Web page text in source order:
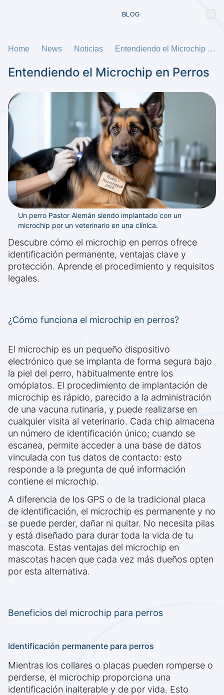
BLOG
Home News Noticias Entendiendo el Microchip en Perros
Entendiendo el Microchip en Perros
Un perro Pastor Alemán siendo implantado con un
microchip por un veterinario en una clínica.
Descubre cómo el microchip en perros ofrece
identificación permanente, ventajas clave y
protección. Aprende el procedimiento y requisitos
legales.
¿Cómo funciona el microchip en perros?
El microchip es un pequeño dispositivo
electrónico que se implanta de forma segura bajo
la piel del perro, habitualmente entre los
omóplatos. El procedimiento de implantación de
microchip es rápido, parecido a la administración
de una vacuna rutinaria, y puede realizarse en
cualquier visita al veterinario. Cada chip almacena
un número de identificación único; cuando se
escanea, permite acceder a una base de datos
vinculada con tus datos de contacto: esto
responde a la pregunta de qué información
contiene el microchip.
A diferencia de los GPS o de la tradicional placa
de identificación, el microchip es permanente y no
se puede perder, dañar ni quitar. No necesita pilas
y está diseñado para durar toda la vida de tu
mascota. Estas ventajas del microchip en
mascotas hacen que cada vez más dueños opten
por esta alternativa.
Beneficios del microchip para perros
Identificación permanente para perros
Mientras los collares o placas pueden romperse o
perderse, el microchip proporciona una
identificación inalterable y de por vida. Esto